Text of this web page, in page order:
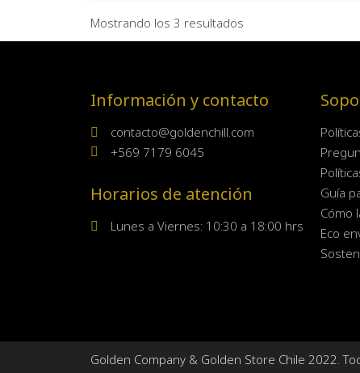
Mostrando los 3 resultados
Información y contacto
contacto@goldenchill.com
+569 7179 6045
Horarios de atención
Lunes a Viernes: 10:30 a 18:00 hrs
Guía
Cómo
Eco
Golden Company & Golden Store Chile 2022.